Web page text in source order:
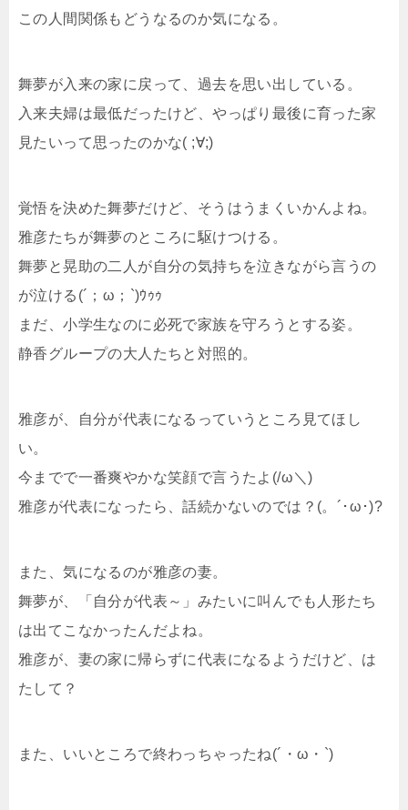
この人間関係もどうなるのか気になる。
舞夢が入来の家に戻って、過去を思い出している。
入来夫婦は最低だったけど、やっぱり最後に育った家
見たいって思ったのかな( ;∀;)
覚悟を決めた舞夢だけど、そうはうまくいかんよね。
雅彦たちが舞夢のところに駆けつける。
舞夢と晃助の二人が自分の気持ちを泣きながら言うの
が泣ける(´；ω；`)ｳｩｩ
まだ、小学生なのに必死で家族を守ろうとする姿。
静香グループの大人たちと対照的。
雅彦が、自分が代表になるっていうところ見てほし
い。
今までで一番爽やかな笑顔で言うたよ(/ω＼)
雅彦が代表になったら、話続かないのでは？(。´･ω･)?
また、気になるのが雅彦の妻。
舞夢が、「自分が代表～」みたいに叫んでも人形たち
は出てこなかったんだよね。
雅彦が、妻の家に帰らずに代表になるようだけど、は
たして？
また、いいところで終わっちゃったね(´・ω・`)